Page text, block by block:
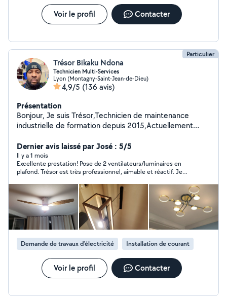
Voir le profil Contacter
Particulier
Trésor Bikaku Ndona
Technicien Multi-Services
Lyon (Montagny-Saint-Jean-de-Dieu)
4,9/5 (136 avis)
Présentation
Bonjour, Je suis Trésor,Technicien de maintenance
industrielle de formation depuis 2015,Actuellement
passionné de bricolage et petits travaux! J'ai plusieurs
cordes sur à mon arc et propose mes services pour:
Montages et installations cuisine. Montages de tout
type de meubles. pose parquet,sol,tapis collant.ect
Peinture ( intérieur et extérieur) et papiers peints.
Dépannage et changement de pièces Électriques. Pose
objets murales : meuble mural,Écran et autres Et toutes
types de bricolages Je suis sûr de pouvoir vous rendre
un service de qualité et professionnel ! La propriété et
l'exigence faites partie de mes qualités. N'hésitez pas à
mes contacter pour discuter vos besoins (bricolage et
petits travaux ). Au plaisir de vous rencontrer!!!
Dernier avis laissé par José : 5/5
Il y a 1 mois
Excellente prestation! Pose de 2 ventilateurs/luminaires en
plafond. Trésor est très professionnel, aimable et réactif. Je
Demande de travaux d’électricité Installation de courant
Voir le profil Contacter